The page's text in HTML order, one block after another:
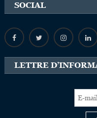
SOCIAL
LETTRE